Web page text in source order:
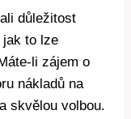
důležitost
jak to lze
li zájem o
nákladů na
skvělou volbou.